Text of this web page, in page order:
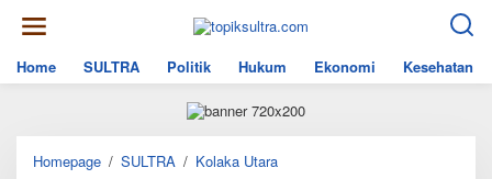
content
Home
SULTRA Politik Hukum Ekonomi Kesehatan
Homepage / SULTRA / Kolaka UtaraPendaftar